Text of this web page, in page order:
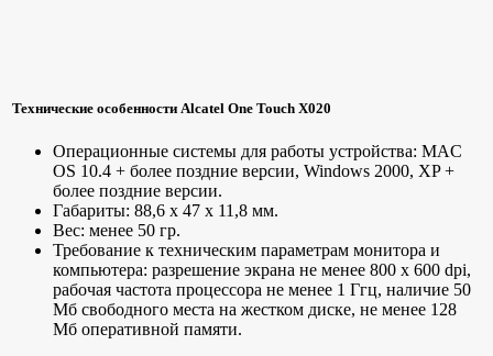
Технические особенности Alcatel One Touch X020
Операционные системы для работы устройства: MAC
OS 10.4 + более поздние версии, Windows 2000, XP +
более поздние версии.
Габариты: 88,6 х 47 х 11,8 мм.
Вес: менее 50 гр.
Требование к техническим параметрам монитора и
компьютера: разрешение экрана не менее 800 х 600 dpi,
рабочая частота процессора не менее 1 Ггц, наличие 50
Мб свободного места на жестком диске, не менее 128
Мб оперативной памяти.